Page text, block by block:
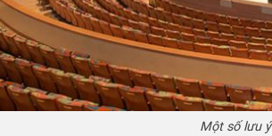
Một số lưu